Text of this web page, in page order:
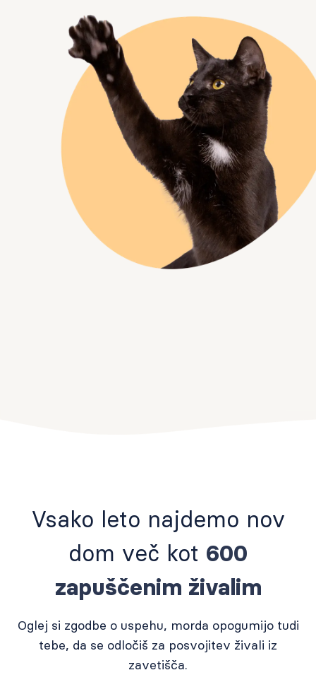
Vsako leto najdemo nov
dom več kot 600
zapuščenim živalim
Oglej si zgodbe o uspehu, morda opogumijo tudi
tebe, da se odločiš za posvojitev živali iz
zavetišča.